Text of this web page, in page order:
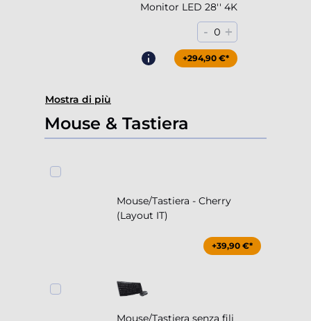
Monitor LED 28'' 4K
- 0 +
+294,90 €*
Mostra di più
Mouse & Tastiera
Mouse/Tastiera - Cherry
(Layout IT)
+39,90 €*